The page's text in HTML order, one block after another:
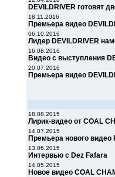
DEVILDRIVER готовят
18.11.2016
Премьера видео
06.10.2016
Лидер DEVILDRIVER
16.08.2016
Видео с выступления
20.07.2016
Премьера видео
18.08.2015
Лирик-видео от COAL
14.07.2015
Премьера нового видео
13.06.2015
Интервью с Dez Fafara
14.05.2015
Новое видео COAL